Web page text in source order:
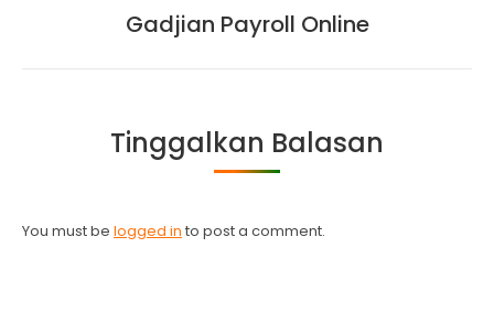
Next
Gadjian Payroll Online
Tinggalkan Balasan
You must be logged in to post a comment.